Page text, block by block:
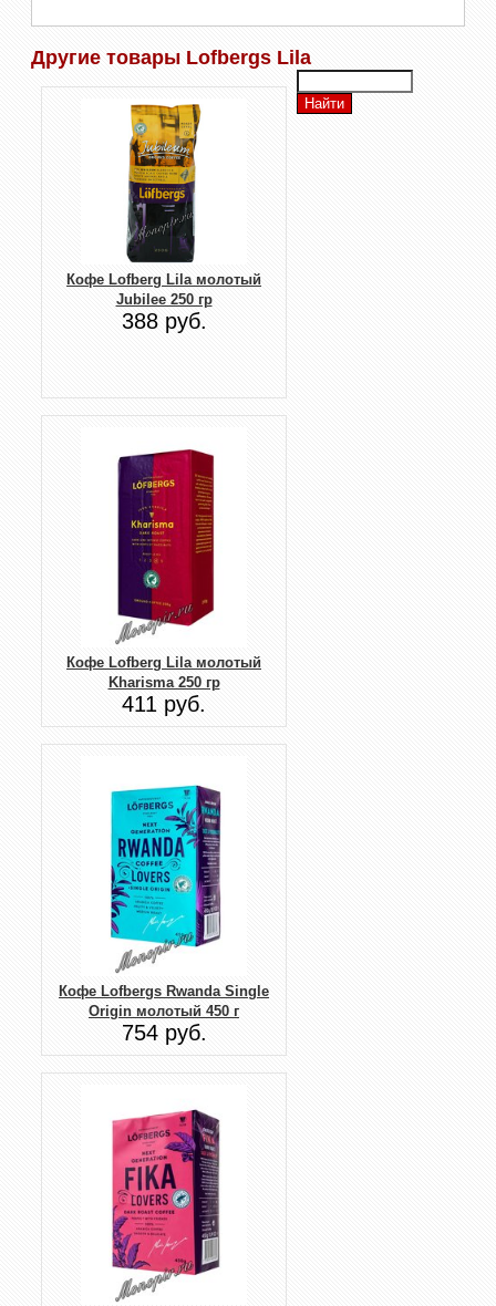
Другие товары Lofbergs Lila
Кофе Lofberg Lila молотый
Jubilee 250 гр
388 руб.
Кофе Lofberg Lila молотый
Kharisma 250 гр
411 руб.
Кофе Lofbergs Rwanda Single
Origin молотый 450 г
754 руб.